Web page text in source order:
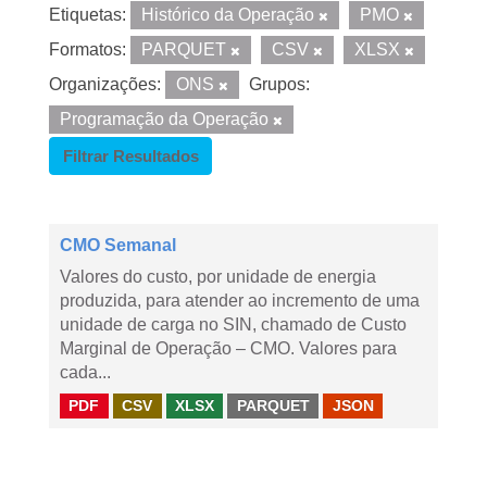
Etiquetas: Histórico da Operação
PMO
Formatos:
PARQUET CSV
XLSX
Organizações:
ONS
Grupos:
Programação da Operação
Filtrar Resultados
CMO Semanal
Valores do custo, por unidade de energia
produzida, para atender ao incremento de uma
unidade de carga no SIN, chamado de Custo
Marginal de Operação – CMO. Valores para
cada...
PDF CSV XLSX PARQUET JSON